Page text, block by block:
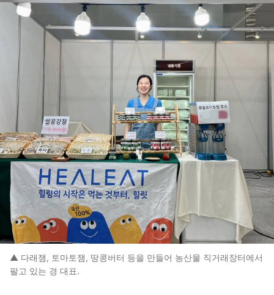
▲ 다래잼, 토마토잼, 땅콩버터 등을 만들어 농산물 직거래장터에서
팔고 있는 경 대표.